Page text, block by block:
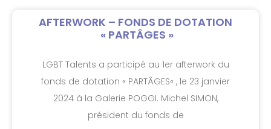
AFTERWORK – FONDS DE DOTATION
« PARTÂGES »
LGBT Talents a participé au 1er afterwork du
fonds de dotation « PARTÂGES« , le 23 janvier
2024 à la Galerie POGGI. Michel SIMON,
président du fonds de